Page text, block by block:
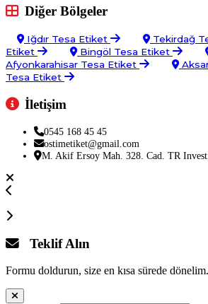
Diğer Bölgeler
Iğdır Tesa Etiket Tekirdağ
Etiket
Bingöl Tesa Etiket
Afyonkarahisar Tesa Etiket
Tesa Etiket
İletişim
0545 168 45 45
ostimetiket@gmail.com
M. Akif Ersoy Mah. 328. Cad. TR
Teklif Alın
Formu doldurun, size en kısa sürede dönelim.